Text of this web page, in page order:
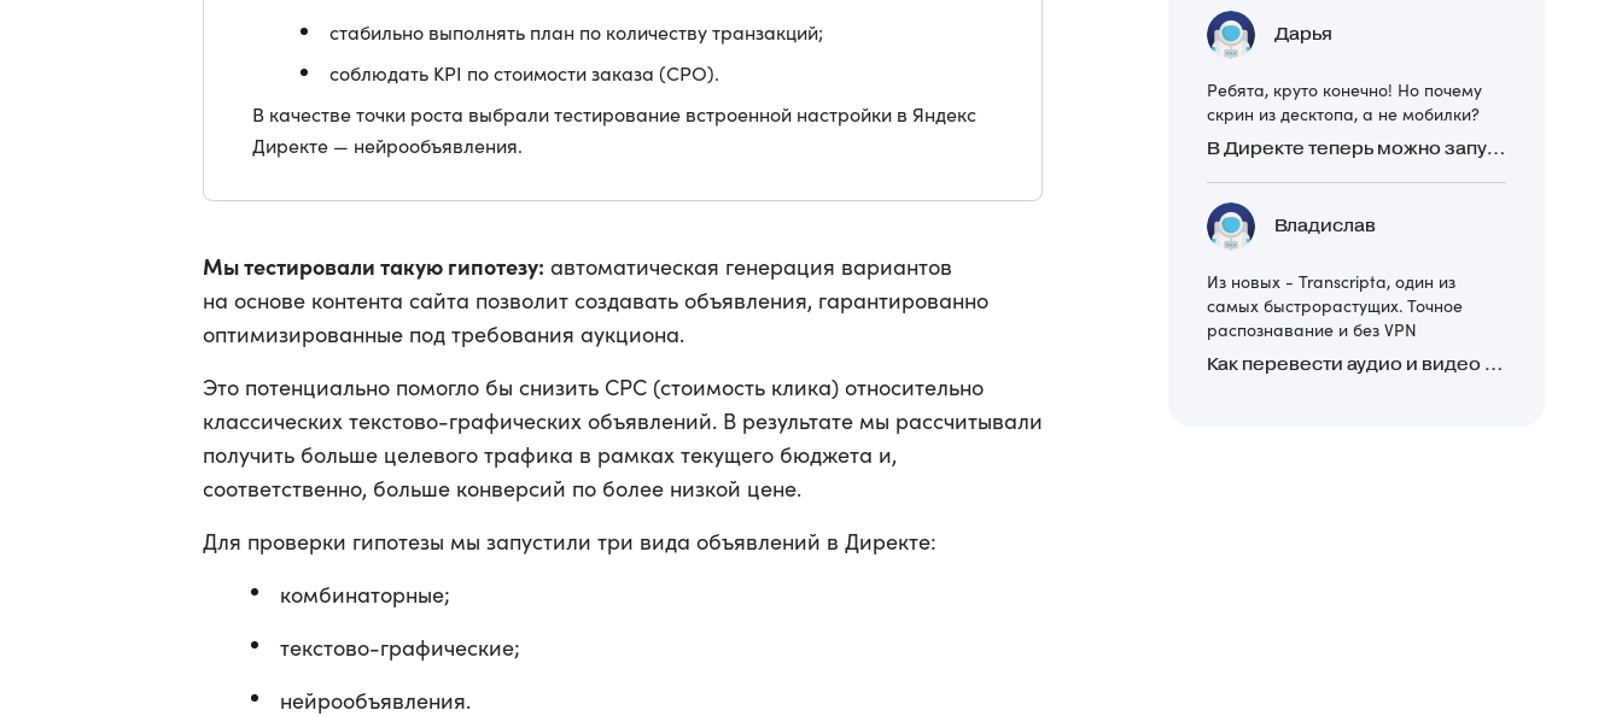
стабильно выполнять план по количеству транзакций;
соблюдать KPI по стоимости заказа (CPO).
В качестве точки роста выбрали тестирование встроенной настройки в Яндекс
Директе — нейрообъявления.
Мы тестировали такую гипотезу: автоматическая генерация вариантов
на основе контента сайта позволит создавать объявления, гарантированно
оптимизированные под требования аукциона.
Это потенциально помогло бы снизить CPC (стоимость клика) относительно
классических текстово-графических объявлений. В результате мы рассчитывали
получить больше целевого трафика в рамках текущего бюджета и,
соответственно, больше конверсий по более низкой цене.
Для проверки гипотезы мы запустили три вида объявлений в Директе:
комбинаторные;
текстово-графические;
нейрообъявления.
Дарья
Ребята, круто конечно! Но почему
скрин из десктопа, а не мобилки?
В Директе теперь можно запускать Премиум-билборд для мобильных устройств
Владислав
Из новых - Transcripta, один из
самых быстрорастущих. Точное
распознавание и без VPN
Как перевести аудио и видео в текст: обзор 24 нейросетей, программ и сервисов для транскрибации